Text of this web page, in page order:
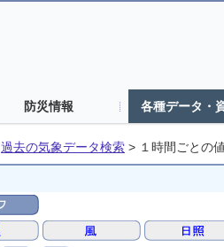
防災情報 各種データ・
過去の気象データ検索 > １時間ごとの